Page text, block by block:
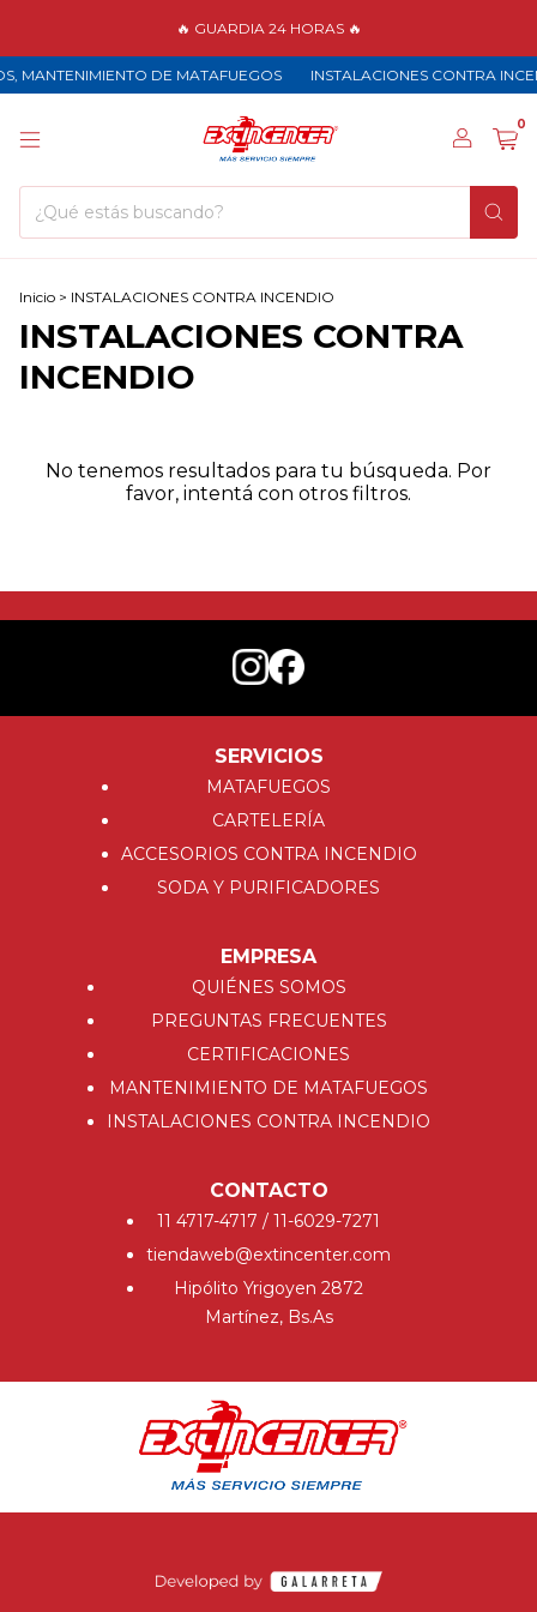
🔥 GUARDIA 24 HORAS 🔥
MANTENIMIENTO DE MATAFUEGOS INSTALACIONES CONTRA
0
Inicio > INSTALACIONES CONTRA INCENDIO
INSTALACIONES CONTRA
INCENDIO
No tenemos resultados para tu búsqueda. Por
favor, intentá con otros filtros.
SERVICIOS
MATAFUEGOS
CARTELERÍA
ACCESORIOS CONTRA INCENDIO
SODA Y PURIFICADORES
EMPRESA
QUIÉNES SOMOS
PREGUNTAS FRECUENTES
CERTIFICACIONES
MANTENIMIENTO DE MATAFUEGOS
INSTALACIONES CONTRA INCENDIO
CONTACTO
11 4717-4717 / 11-6029-7271
tiendaweb@extincenter.com
Hipólito Yrigoyen 2872
Martínez, Bs.As